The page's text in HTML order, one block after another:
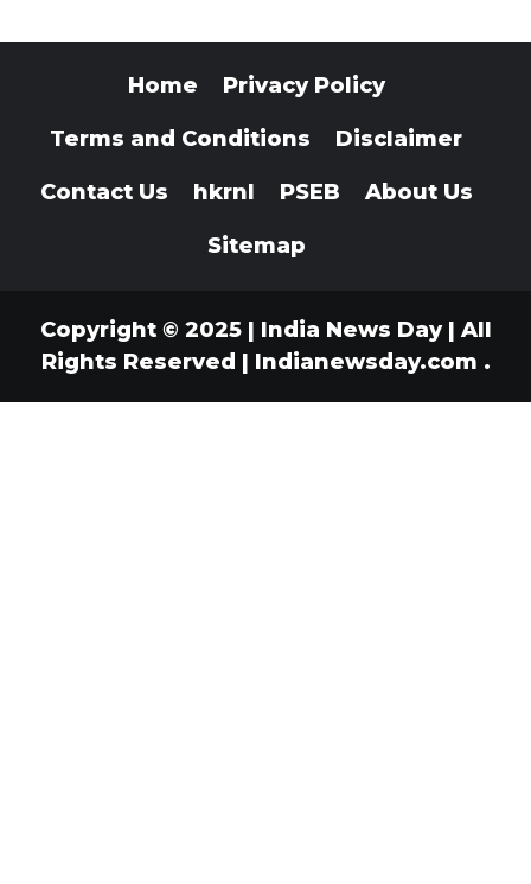
Home Privacy Policy
Terms and Conditions Disclaimer
Contact Us hkrnl PSEB About Us
Sitemap
Copyright © 2025 | India News Day | All
Rights Reserved | Indianewsday.com .